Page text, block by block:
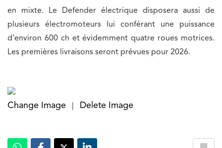
en mixte. Le Defender électrique disposera aussi de
plusieurs électromoteurs lui conférant une puissance
d’environ 600 ch et évidemment quatre roues motrices.
Les premières livraisons seront prévues pour 2026.
Change Image Delete Image